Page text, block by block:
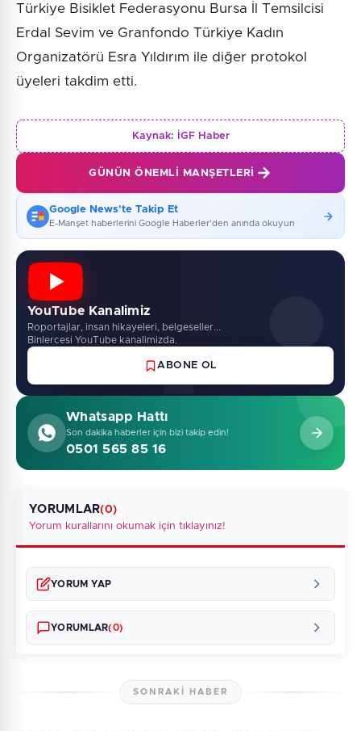
Türkiye Bisiklet Federasyonu Bursa İl Temsilcisi
Erdal Sevim ve Granfondo Türkiye Kadın
Organizatörü Esra Yıldırım ile diğer protokol
üyeleri takdim etti.
Kaynak: İGF Haber
GÜNÜN ÖNEMLI MANŞETLERI
Google News'te Takip Et
E-Manşet haberlerini Google Haberler'den anında okuyun
YouTube Kanalimiz
Roportajlar, insan hikayeleri, belgeseller...
Binlercesi YouTube kanalimizda.
ABONE OL
Whatsapp Hattı
Son dakika haberler için bizi takip edin!
0501 565 85 16
YORUMLAR(0)
Yorum kurallarını okumak için tıklayınız!
YORUM YAP
YORUMLAR(0)
SONRAKI HABER